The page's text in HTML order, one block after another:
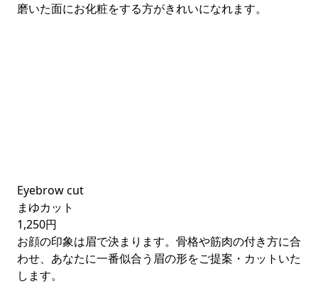
磨いた面にお化粧をする方がきれいになれます。
Eyebrow cut
まゆカット
1,250円
お顔の印象は眉で決まります。骨格や筋肉の付き方に合
わせ、あなたに一番似合う眉の形をご提案・カットいた
します。